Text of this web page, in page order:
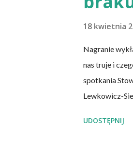
18 kwietnia
Nagranie
nas truje i
spotkania
Lewkowicz-
UDOSTĘPNIJ